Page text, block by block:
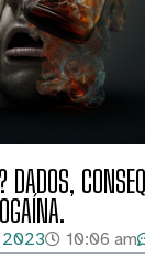
DADOS,
2023 10:06 am